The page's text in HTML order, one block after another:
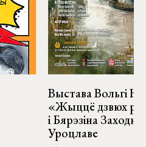
Выстава Вольгі
«Жыццё дзвюх
і Бярэзіна
Уроцлаве